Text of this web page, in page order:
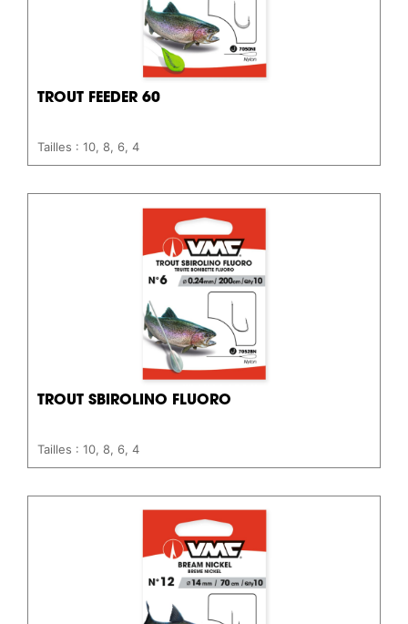
TROUT FEEDER 60
Tailles : 10, 8, 6, 4
TROUT SBIROLINO FLUORO
Tailles : 10, 8, 6, 4